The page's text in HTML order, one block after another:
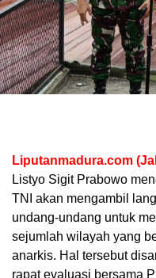
Liputanmadura.com
Listyo Sigit Prabowo
TNI akan mengambil
undang-undang untuk
sejumlah wilayah yang
anarkis. Hal tersebut
rapat evaluasi bersama